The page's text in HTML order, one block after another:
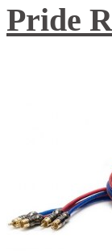
Pride